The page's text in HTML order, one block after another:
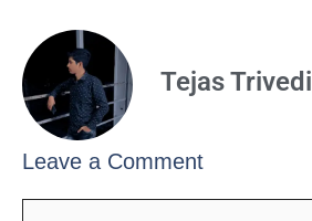
Tejas Trivedi
Leave a Comment